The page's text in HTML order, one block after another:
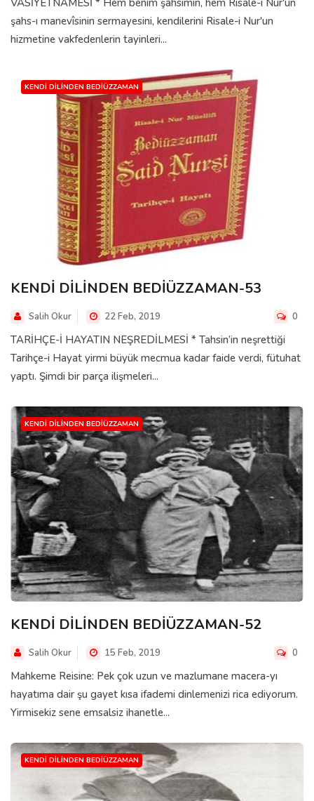
şahs-ı manevîsinin sermayesini, kendilerini Risale-i Nur'un
hizmetine vakfedenlerin tayinleri...
KENDI DILINDEN BEDIÜZZAMAN
KENDİ DİLİNDEN BEDİÜZZAMAN-53
Salih Okur 22 Feb, 2019 0
TARİHÇE-İ HAYATIN NEŞREDİLMESİ * Tahsin’in neşrettiği
Tarihçe-i Hayat yirmi büyük mecmua kadar faide verdi, fütuhat
yaptı. Şimdi bir parça ilişmeleri...
KENDI DILINDEN BEDIÜZZAMAN
KENDİ DİLİNDEN BEDİÜZZAMAN-52
Salih Okur 15 Feb, 2019 0
Mahkeme Reisine: Pek çok uzun ve mazlumane macera-yı
hayatıma dair şu gayet kısa ifademi dinlemenizi rica ediyorum.
Yirmisekiz sene emsalsiz ihanetle...
KENDI DILINDEN BEDIÜZZAMAN